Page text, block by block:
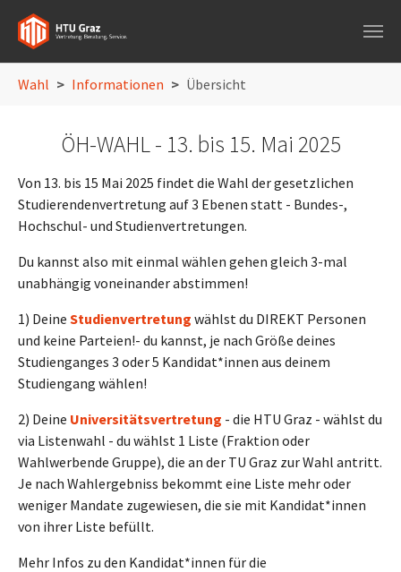
Wahl Informationen Übersicht
ÖH-WAHL - 13. bis 15. Mai 2025
Von 13. bis 15 Mai 2025 findet die Wahl der gesetzlichen
Studierendenvertretung auf 3 Ebenen statt - Bundes-,
Hochschul- und Studienvertretungen.
Du kannst also mit einmal wählen gehen gleich 3-mal
unabhängig voneinander abstimmen!
1) Deine Studienvertretung wählst du DIREKT Personen
und keine Parteien!- du kannst, je nach Größe deines
Studienganges 3 oder 5 Kandidat*innen aus deinem
Studiengang wählen!
2) Deine Universitätsvertretung - die HTU Graz - wählst du
via Listenwahl - du wählst 1 Liste (Fraktion oder
Wahlwerbende Gruppe), die an der TU Graz zur Wahl antritt.
Je nach Wahlergebniss bekommt eine Liste mehr oder
weniger Mandate zugewiesen, die sie mit Kandidat*innen
von ihrer Liste befüllt.
Mehr Infos zu den Kandidat*innen für die